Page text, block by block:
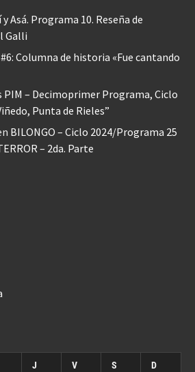
y Asá. Programa 10. Reseña de
Galli
Columna de historia «Fue cantando
– Decimoprimer Programa, Ciclo
Punta de Rieles”
BILONGO – Ciclo 2024/Programa 25
– 2da. Parte
J V S D